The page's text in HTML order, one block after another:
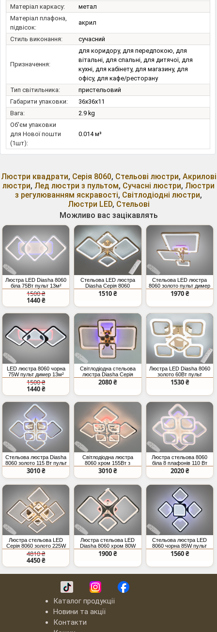
Матеріал каркасу:
метал
Матеріал плафона,
підвісок:
акрил
Стиль виконання: сучасний
Призначення:
для коридору, для передпокою, для
вітальні, для спальні, для дитячої, для
кухні, для кабінету, для магазину, для
офісу, для кафе/ресторану
Тип світильника:
пристельовий
Габарити упаковки:
36x36x11
Вага:
2.9 kg
Об'єм упаковки
для Нової пошти
(1шт):
0.014 м³
Люстри квадрати, Серія 8060, Стельові люстри, Акрилові
люстри, Лед люстри з пультом, Сучасні люстри, Люстри
з регулюванням яскравості, Світлодіодні люстри,
Люстри LED, Стельові
Можливо вас зацікавлять
Люстра LED Diasha 8060
біла 75Вт пульт 13м²
1500 ₴
1440 ₴
Стельова LED люстра
Diasha Серія 8060
золото 72Вт
1510 ₴
Стельова LED люстра
8060 золото пульт димер
70Вт
1970 ₴
LED люстра 8060 чорна
75W пульт димер 13м²
1500 ₴
1440 ₴
Світлодіодна стельова
люстра Diasha Серія
8060 золото 76W димер
пульт кольорова
6000K
2080 ₴
Люстра LED Diasha 8060
золото 60Вт пульт
1530 ₴
Стельова люстра Diasha
8060 золото 115 Вт пульт
3010 ₴
Світлодіодна люстра
8060 хром 155Вт з
пультом
3010 ₴
Люстра стельова 8060
біла 8 плафонів 110 Вт
пульт
2020 ₴
Люстра стельова LED
Серія 8060 золото 225W
пульт диммер підсвітка
квадрати
4810 ₴
4450 ₴
Люстра стельова LED
Diasha 8060 хром 80W
пульт
1900 ₴
Стельова люстра LED
8060 чорна 85W пульт
димер
1560 ₴
Каталог продукції
Новини та акції
Контакти